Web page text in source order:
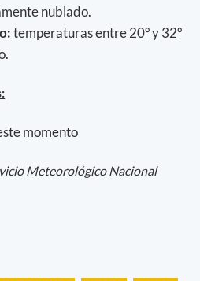
nublado.
temperaturas entre 20º y 32º
momento
Meteorológico Nacional